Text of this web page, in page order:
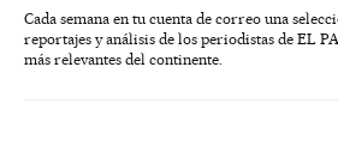
Cada semana en tu cuenta de correo una
reportajes y análisis de los periodistas de EL
más relevantes del continente.